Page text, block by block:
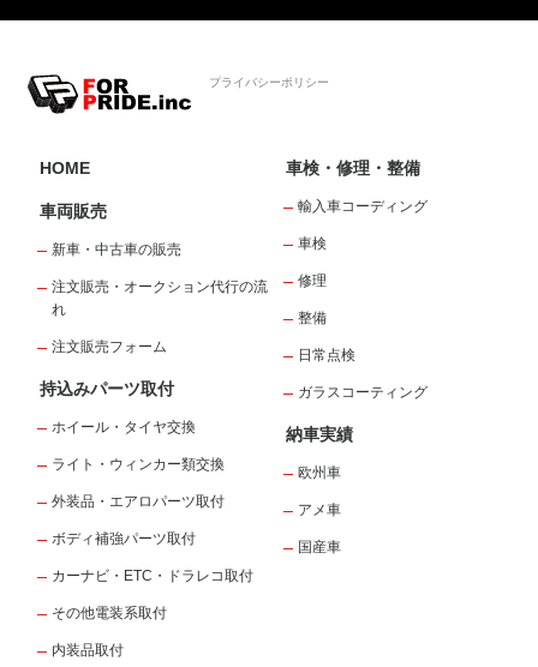
プライバシーポリシー
HOME
車両販売
新車・中古車の販売
注文販売・オークション代行の流
れ
注文販売フォーム
持込みパーツ取付
ホイール・タイヤ交換
ライト・ウィンカー類交換
外装品・エアロパーツ取付
ボディ補強パーツ取付
カーナビ・ETC・ドラレコ取付
その他電装系取付
内装品取付
車検・修理・整備
輸入車コーディング
車検
修理
整備
日常点検
ガラスコーティング
納車実績
欧州車
アメ車
国産車